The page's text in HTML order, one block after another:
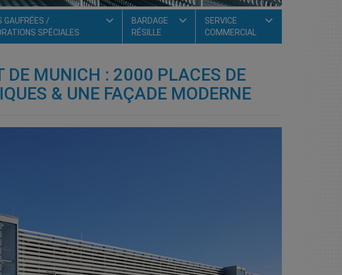
GAUFRÉES /
SPÉCIALES
BARDAGE
RÉSILLE
SERVICE
COMMERCIAL
DE MUNICH : 2000 PLACES DE
& UNE FAÇADE MODERNE